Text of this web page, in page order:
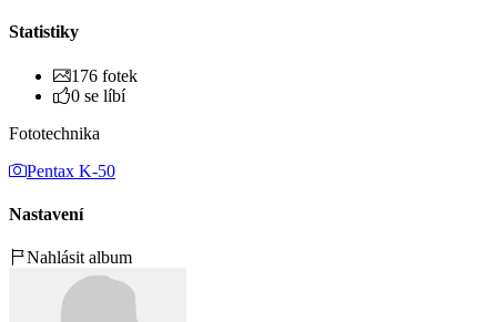
Statistiky
176 fotek
0 se líbí
Fototechnika
Pentax K-50
Nastavení
Nahlásit album